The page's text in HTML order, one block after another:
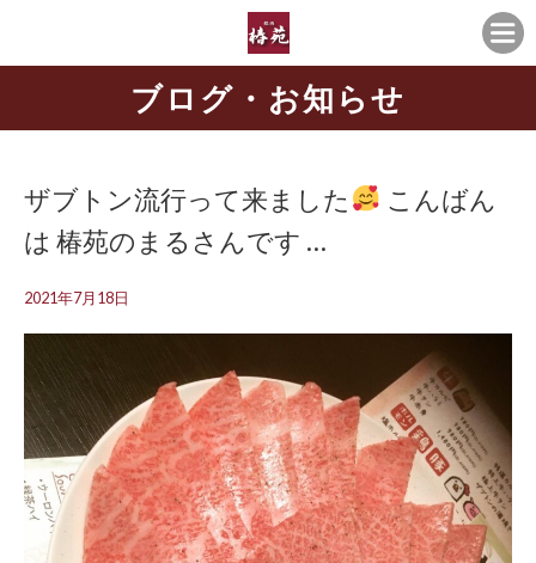
ブログ・お知らせ
ザブトン流行って来ました
こんばん
は 椿苑のまるさんです …
2021年7月18日